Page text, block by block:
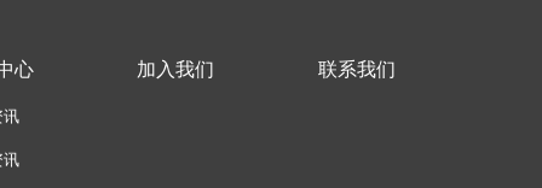
心
讯
讯
加入我们 联系我们